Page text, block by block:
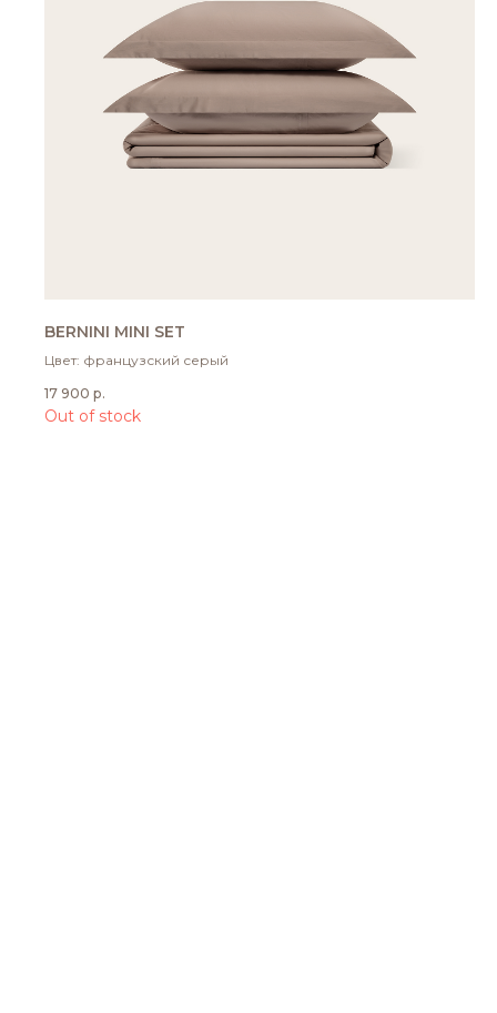
BERNINI MINI SET
Цвет: французский серый
17 900 р.
Out of stock